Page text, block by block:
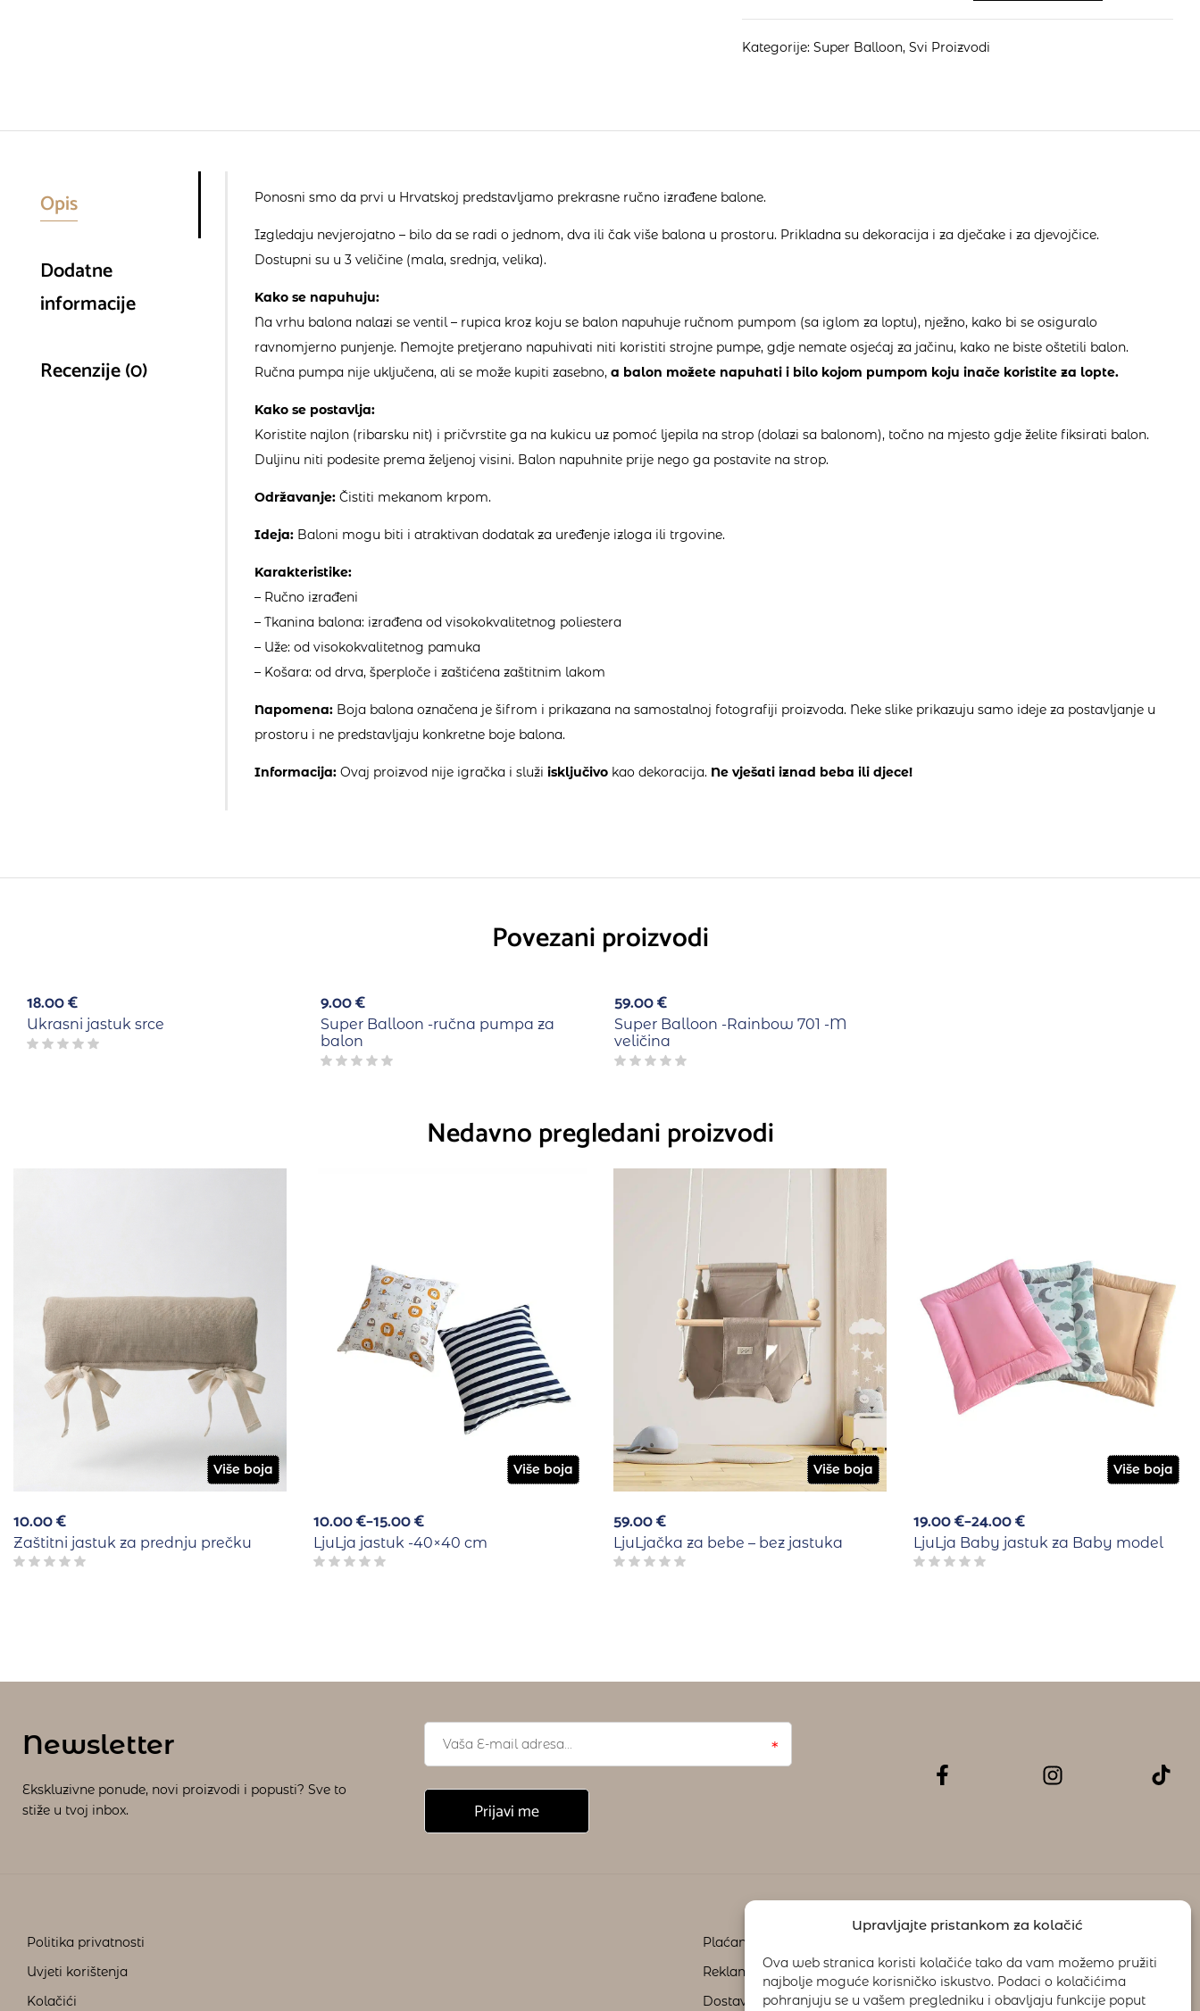
Upravljajte pristankom za kolačić
Ova web stranica koristi kolačiće tako da vam možemo pružiti
najbolje moguće korisničko iskustvo. Podaci o kolačićima
pohranjuju se u vašem pregledniku i obavljaju funkcije poput
Kategorije:Super Balloon,Svi Proizvodi
Opis
Dodatne
informacije
Recenzije (0)
Ponosni smo da prvi u Hrvatskoj predstavljamo prekrasne ručno izrađene balone.
Izgledaju nevjerojatno – bilo da se radi o jednom, dva ili čak više balona u prostoru. Prikladna su dekoracija i za dječake i za djevojčice.
Dostupni su u 3 veličine (mala, srednja, velika).
Kako se napuhuju:
Na vrhu balona nalazi se ventil – rupica kroz koju se balon napuhuje ručnom pumpom (sa iglom za loptu), nježno, kako bi se osiguralo
ravnomjerno punjenje. Nemojte pretjerano napuhivati niti koristiti strojne pumpe, gdje nemate osjećaj za jačinu, kako ne biste oštetili balon.
Ručna pumpa nije uključena, ali se može kupiti zasebno, a balon možete napuhati i bilo kojom pumpom koju inače koristite za lopte.
Kako se postavlja:
Koristite najlon (ribarsku nit) i pričvrstite ga na kukicu uz pomoć ljepila na strop (dolazi sa balonom), točno na mjesto gdje želite fiksirati balon.
Duljinu niti podesite prema željenoj visini. Balon napuhnite prije nego ga postavite na strop.
Održavanje: Čistiti mekanom krpom.
Ideja: Baloni mogu biti i atraktivan dodatak za uređenje izloga ili trgovine.
Karakteristike:
– Ručno izrađeni
– Tkanina balona: izrađena od visokokvalitetnog poliestera
– Uže: od visokokvalitetnog pamuka
– Košara: od drva, šperploče i zaštićena zaštitnim lakom
Napomena: Boja balona označena je šifrom i prikazana na samostalnoj fotografiji proizvoda. Neke slike prikazuju samo ideje za postavljanje u
prostoru i ne predstavljaju konkretne boje balona.
Informacija: Ovaj proizvod nije igračka i služi isključivo kao dekoracija. Ne vješati iznad beba ili djece!
Povezani proizvodi
18.00€
Ukrasni jastuk srce
9.00€
Super Balloon -ručna pumpa za
balon
59.00€
Super Balloon -Rainbow 701 -M
veličina
Nedavno pregledani proizvodi
Više boja
10.00€
Zaštitni jastuk za prednju prečku
Više boja
10.00€–15.00€
LjuLja jastuk -40×40 cm
Više boja
59.00€
LjuLjačka za bebe – bez jastuka
Više boja
19.00€–24.00€
LjuLja Baby jastuk za Baby model
Newsletter
Ekskluzivne ponude, novi proizvodi i popusti? Sve to
stiže u tvoj inbox.
Politika privatnosti
Uvjeti korištenja
Kolačići
Plaćanje
Reklamacije i povrat
Dostava